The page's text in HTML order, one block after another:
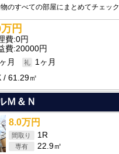
物のすべての部屋にまとめてチェック
円
費 0円
費 20000円
月
1ヶ月
61.29㎡
Ｍ＆Ｎ
8.0万円
1R
22.9㎡